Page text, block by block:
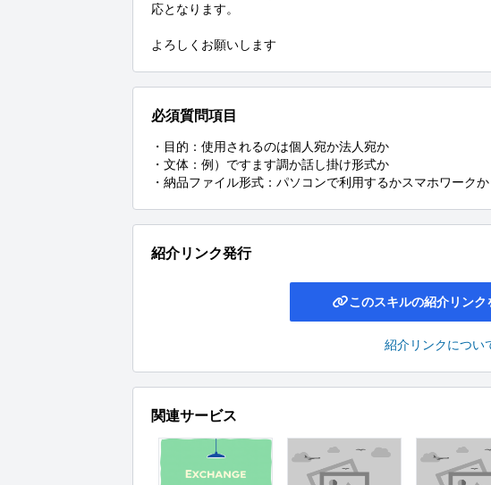
応となります。
よろしくお願いします
必須質問項目
・目的：使用されるのは個人宛か法人宛か
・文体：例）ですます調か話し掛け形式か
・納品ファイル形式：パソコンで利用するかスマホワークか
紹介リンク発行
このスキルの紹介リンク
紹介リンクについ
関連サービス